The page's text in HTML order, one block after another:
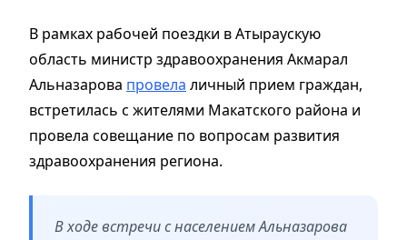
В рамках рабочей поездки в Атыраускую
область министр здравоохранения Акмарал
Альназарова провела личный прием граждан,
встретилась с жителями Макатского района и
провела совещание по вопросам развития
здравоохранения региона.
В ходе встречи с населением Альназарова